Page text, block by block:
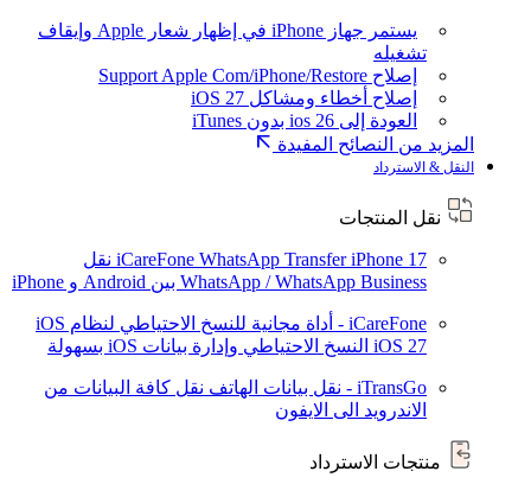
يستمر جهاز iPhone في إظهار شعار Apple وإيقاف
تشغيله
إصلاح Support Apple Com/iPhone/Restore
إصلاح أخطاء ومشاكل iOS 27
العودة إلى ios 26 بدون iTunes
المزيد من النصائح المفيدة
النقل & الاسترداد
نقل المنتجات
iCareFone WhatsApp TransferiPhone 17
نقل
WhatsApp / WhatsApp Business بين Android و iPhone
iCareFone - أداة مجانية للنسخ الاحتياطي لنظام iOS
iOS 27 النسخ الاحتياطي وإدارة بيانات iOS بسهولة
iTransGo - نقل بيانات الهاتف
نقل كافة البيانات من
الاندرويد الى الايفون
منتجات الاسترداد